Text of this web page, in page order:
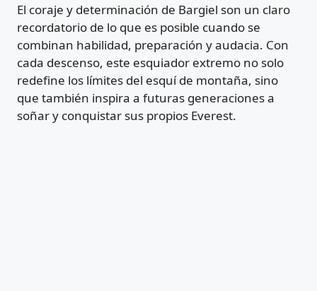
El coraje y determinación de Bargiel son un claro
recordatorio de lo que es posible cuando se
combinan habilidad, preparación y audacia. Con
cada descenso, este esquiador extremo no solo
redefine los límites del esquí de montaña, sino
que también inspira a futuras generaciones a
soñar y conquistar sus propios Everest.